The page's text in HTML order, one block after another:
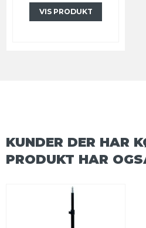
VIS PRODUKT
KUNDER DER HAR
PRODUKT HAR